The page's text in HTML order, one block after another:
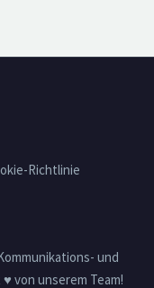
Richtlinie
und
von unserem Team!